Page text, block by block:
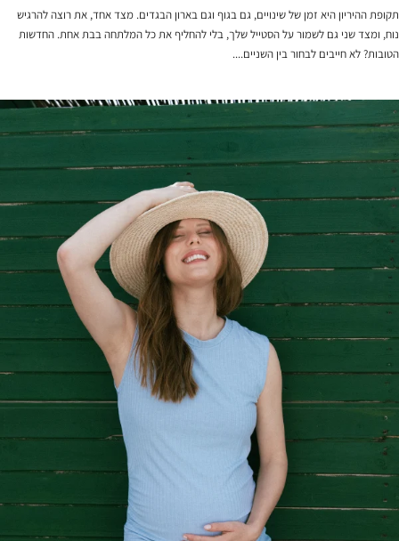
תקופת ההיריון היא זמן של שינויים, גם בגוף וגם בארון הבגדים. מצד אחד, את רוצה להרגיש
נוח, ומצד שני גם לשמור על הסטייל שלך, בלי להחליף את כל המלתחה בבת אחת. החדשות
הטובות? לא חייבים לבחור בין השניים....